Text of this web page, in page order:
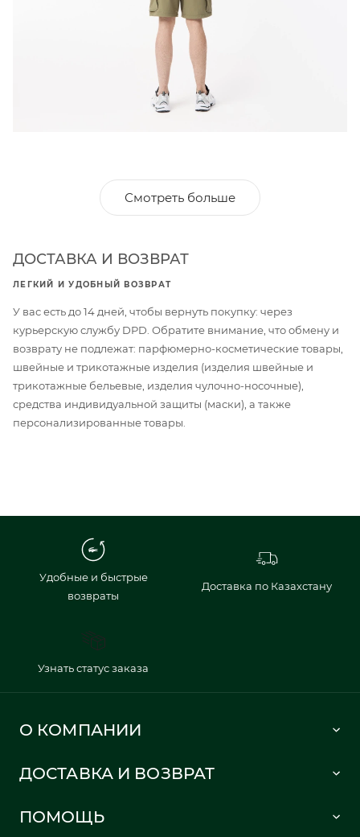
Смотреть больше
ДОСТАВКА И ВОЗВРАТ
ЛЕГКИЙ И УДОБНЫЙ ВОЗВРАТ
У вас есть до 14 дней, чтобы вернуть покупку: через
курьерскую службу DPD. Обратите внимание, что обмену и
возврату не подлежат: парфюмерно-косметические товары,
швейные и трикотажные изделия (изделия швейные и
трикотажные бельевые, изделия чулочно-носочные),
средства индивидуальной защиты (маски), а также
персонализированные товары.
Удобные и быстрые
возвраты
Доставка по Казахстану
Узнать статус заказа
О КОМПАНИИ
Политика в отношении обработки персональных данных
ДОСТАВКА И ВОЗВРАТ
Информация о доставке
ПОМОЩЬ